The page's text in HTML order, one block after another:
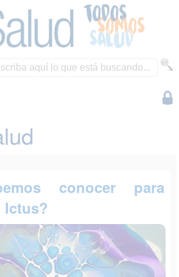
conocer para
Ictus?